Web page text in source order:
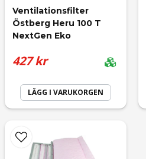
Ventilationsfilter
Östberg Heru 100 T
NextGen Eko
427 kr
LÄGG I VARUKORGEN